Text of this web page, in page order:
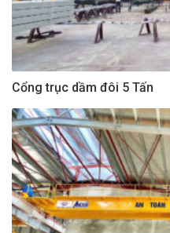
Cổng trục dầm đôi 5 Tấn